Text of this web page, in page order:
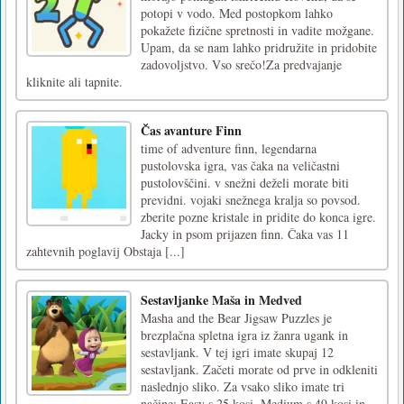
potopi v vodo. Med postopkom lahko
pokažete fizične spretnosti in vadite možgane.
Upam, da se nam lahko pridružite in pridobite
zadovoljstvo. Vso srečo!Za predvajanje
kliknite ali tapnite.
Čas avanture Finn
time of adventure finn, legendarna
pustolovska igra, vas čaka na veličastni
pustolovščini. v snežni deželi morate biti
previdni. vojaki snežnega kralja so povsod.
zberite pozne kristale in pridite do konca igre.
Jacky in psom prijazen finn. Čaka vas 11
zahtevnih poglavij Obstaja [...]
Sestavljanke Maša in Medved
Masha and the Bear Jigsaw Puzzles je
brezplačna spletna igra iz žanra ugank in
sestavljank. V tej igri imate skupaj 12
sestavljank. Začeti morate od prve in odkleniti
naslednjo sliko. Za vsako sliko imate tri